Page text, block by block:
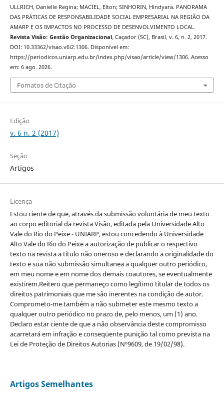
ULLRICH, Danielle Regina; MACIEL, Elton; SINHORIN, Hindyara. PANORAMA
DAS PRÁTICAS DE RESPONSABILIDADE SOCIAL EMPRESARIAL NA REGIÃO DA
AMARP E OS IMPACTOS NO PROCESSO DE DESENVOLVIMENTO LOCAL.
Revista Visão: Gestão Organizacional, Caçador (SC), Brasil, v. 6, n. 2, 2017.
DOI: 10.33362/visao.v6i2.1306. Disponível em:
https://periodicos.uniarp.edu.br/index.php/visao/article/view/1306. Acesso
em: 6 ago. 2026.
Fomatos de Citação
Edição
v. 6 n. 2 (2017)
Seção
Artigos
Licença
Estou ciente de que, através da submissão voluntária de meu texto
ao corpo editorial da revista Visão, editada pela Universidade Alto
Vale do Rio do Peixe - UNIARP, estou concedendo à Universidade
Alto Vale do Rio do Peixe a autorização de publicar o respectivo
texto na revista a título não oneroso e declarando a originalidade do
texto e sua não submissão simultanea a qualquer outro periódico,
em meu nome e em nome dos demais coautores, se eventualmente
existirem.Reitero que permaneço como legítimo titular de todos os
direitos patrimoniais que me são inerentes na condição de autor.
Comprometo-me também a não submeter este mesmo texto a
qualquer outro periódico no prazo de, pelo menos, um (1) ano.
Declaro estar ciente de que a não observância deste compromisso
acarretará em infração e conseqüente punição tal como prevista na
Lei de Proteção de Direitos Autorias (Nº9609, de 19/02/98).
Artigos Semelhantes